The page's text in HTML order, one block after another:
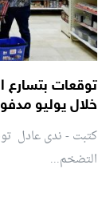
توقعات
خلال يوليو
كتبت - ندى عادل
التضخم...